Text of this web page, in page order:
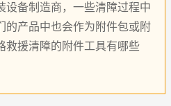
设备制造商，一些清障过程中
的产品中也会作为附件包或附
救援清障的附件工具有哪些